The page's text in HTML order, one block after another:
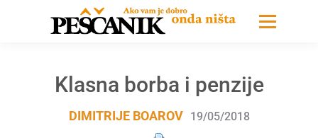
Klasna borba i penzije
DIMITRIJE BOAROV 19/05/2018